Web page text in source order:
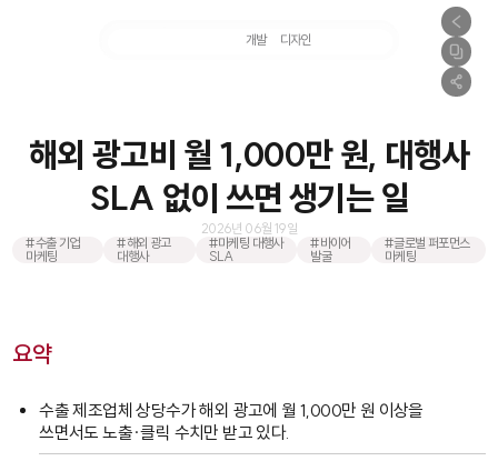
개발 디자인
해외 광고비 월 1,000만 원, 대행사
SLA 없이 쓰면 생기는 일
2026년 06월 19일
#수출 기업
마케팅
#해외 광고
대행사
#마케팅 대행사
SLA
#바이어
발굴
#글로벌 퍼포먼스
마케팅
요약
수출 제조업체 상당수가 해외 광고에 월 1,000만 원 이상을
쓰면서도 노출·클릭 수치만 받고 있다.